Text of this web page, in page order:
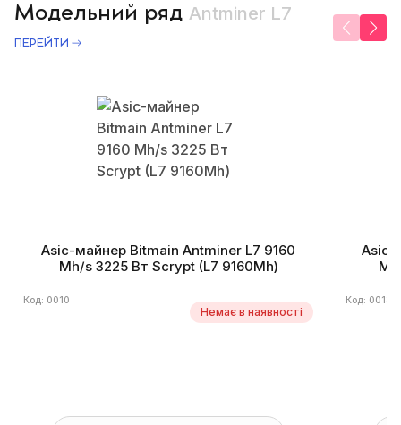
Модельний ряд Antminer L7
ПЕРЕЙТИ
Asic-майнер Bitmain Antminer L7 9160
Mh/s 3225 Вт Scrypt (L7 9160Mh)
Код: 0010
Немає в наявності
Asic-
Код: 0013